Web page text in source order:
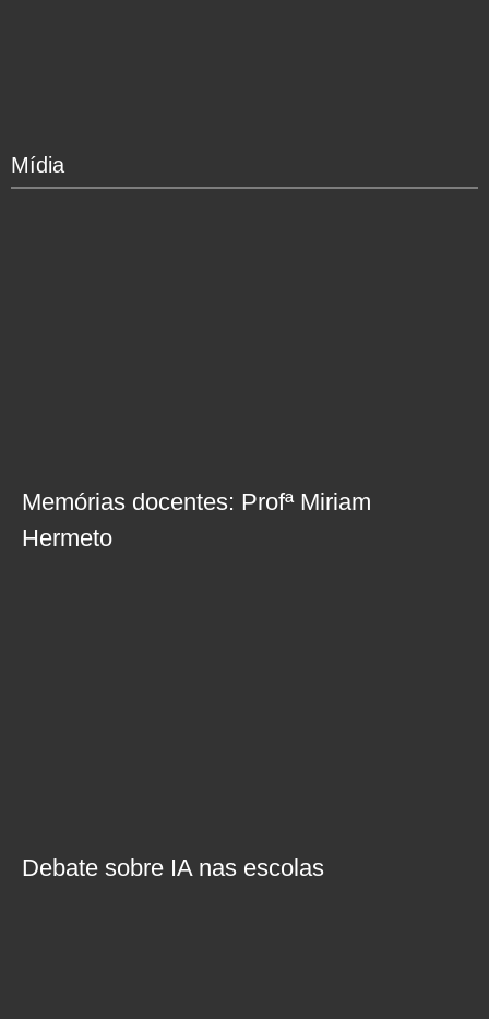
Mídia
Memórias docentes: Profª Miriam
Hermeto
Debate sobre IA nas escolas